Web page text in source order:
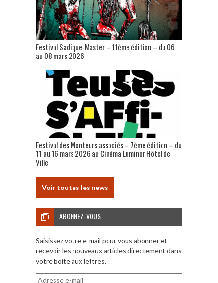
Festival Sadique-Master – 11ème édition – du 06
au 08 mars 2026
Festival des Monteurs associés – 7ème édition – du
11 au 16 mars 2026 au Cinéma Luminor Hôtel de
Ville
Voir toutes les news
ABONNEZ-VOUS
Saisissez votre e-mail pour vous abonner et
recevoir les nouveaux articles directement dans
votre boite aux lettres.
Adresse